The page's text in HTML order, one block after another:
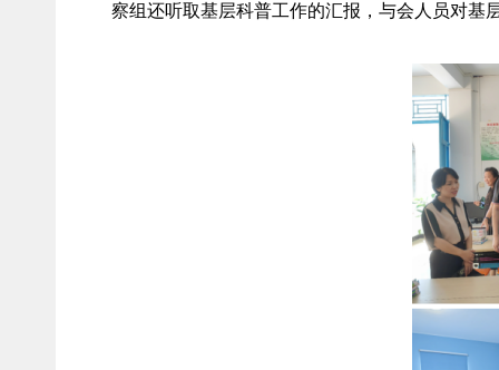
察组还听取基层科普工作的汇报，与会人员对基